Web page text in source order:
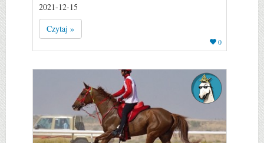
2021-12-15
Czytaj »
0